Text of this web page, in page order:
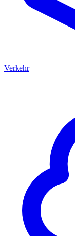
Verkehr